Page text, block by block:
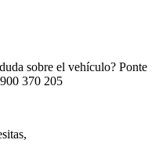
sobre el vehículo? Ponte
900 370 205